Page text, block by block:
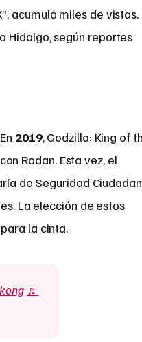
acumuló miles de vistas.
Hidalgo, según reportes
2019, Godzilla: King of
Rodan. Esta vez, el
de Seguridad
La elección de estos
la cinta.
♬